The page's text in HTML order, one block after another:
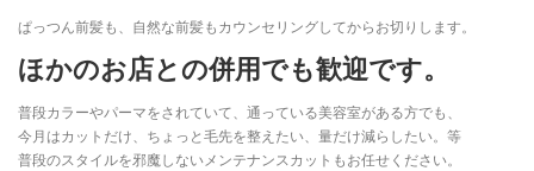
ぱっつん前髪も、自然な前髪もカウンセリングしてからお切りします。
ほかのお店との併用でも歓迎です。
普段カラーやパーマをされていて、通っている美容室がある方でも、
今月はカットだけ、ちょっと毛先を整えたい、量だけ減らしたい。等
普段のスタイルを邪魔しないメンテナンスカットもお任せください。